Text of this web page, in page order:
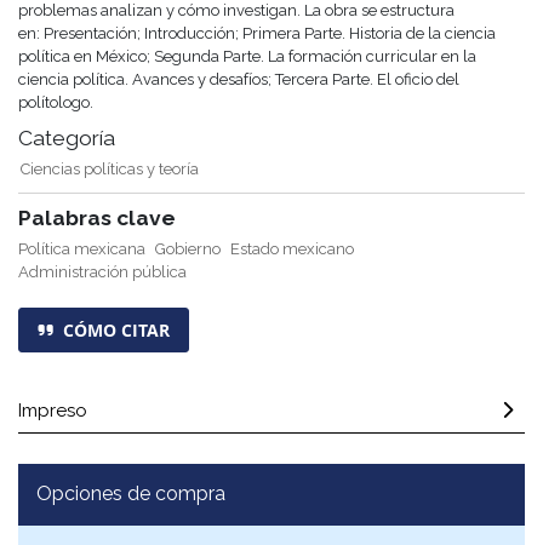
problemas analizan y cómo investigan. La obra se estructura
en: Presentación; Introducción; Primera Parte. Historia de la ciencia
política en México; Segunda Parte. La formación curricular en la
ciencia política. Avances y desafíos; Tercera Parte. El oficio del
polítologo.
Categoría
Ciencias políticas y teoría
Palabras clave
Política mexicana Gobierno Estado mexicano
Administración pública
CÓMO CITAR
Impreso
Opciones de compra